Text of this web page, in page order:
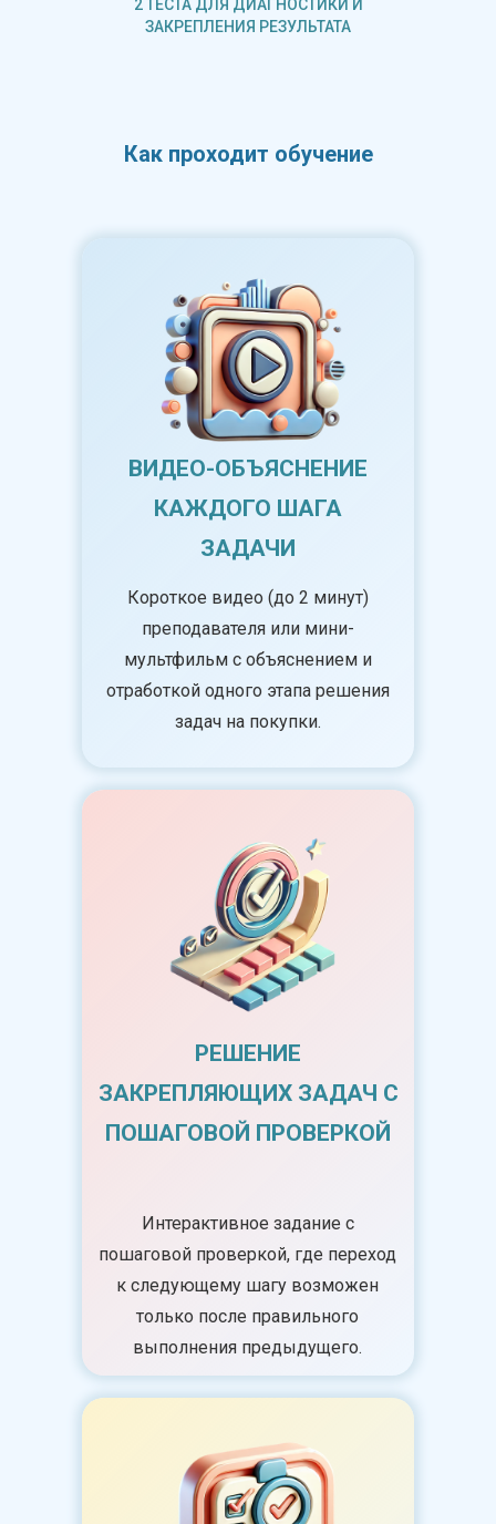
2 ТЕСТА ДЛЯ ДИАГНОСТИКИ И
ЗАКРЕПЛЕНИЯ РЕЗУЛЬТАТА
Как проходит обучение
Короткое видео (до 2 минут)
преподавателя или мини-
мультфильм с объяснением и
отработкой одного этапа решения
задач на покупки.
Интерактивное задание с
пошаговой проверкой, где переход
к следующему шагу возможен
только после правильного
выполнения предыдущего.
ВИДЕО-ОБЪЯСНЕНИЕ
КАЖДОГО ШАГА
ЗАДАЧИ
РЕШЕНИЕ
ЗАКРЕПЛЯЮЩИХ ЗАДАЧ С
ПОШАГОВОЙ ПРОВЕРКОЙ